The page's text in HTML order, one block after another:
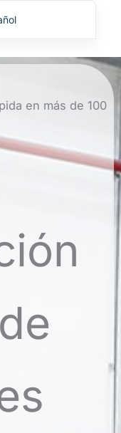
en más de 100
文
de Costa Rica
de Perú
de México
de Belgique